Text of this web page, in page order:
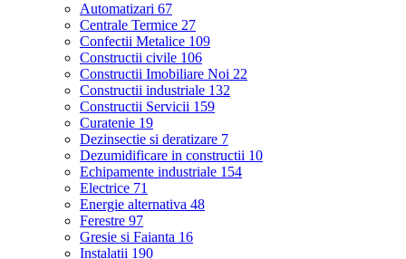
Automatizari 67
Centrale Termice 27
Confectii Metalice 109
Constructii civile 106
Constructii Imobiliare Noi 22
Constructii industriale 132
Constructii Servicii 159
Curatenie 19
Dezinsectie si deratizare 7
Dezumidificare in constructii 10
Echipamente industriale 154
Electrice 71
Energie alternativa 48
Ferestre 97
Gresie si Faianta 16
Instalatii 190